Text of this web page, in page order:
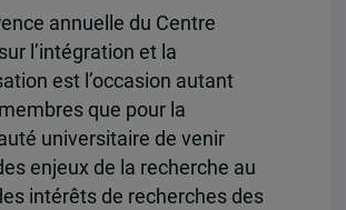
annuelle du Centre
l’intégration et la
est l’occasion autant
que pour la
universitaire de venir
enjeux de la recherche au
intérêts de recherches des